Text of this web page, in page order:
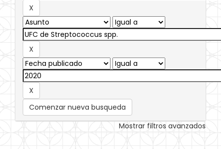
Comenzar nueva busqueda
Mostrar filtros avanzados